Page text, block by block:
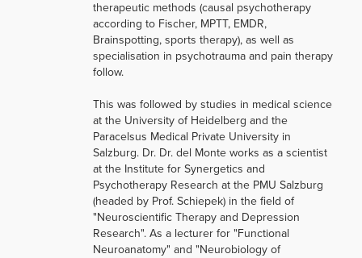
therapeutic methods (causal psychotherapy
according to Fischer, MPTT, EMDR,
Brainspotting, sports therapy), as well as
specialisation in psychotrauma and pain therapy
follow.
This was followed by studies in medical science
at the University of Heidelberg and the
Paracelsus Medical Private University in
Salzburg. Dr. Dr. del Monte works as a scientist
at the Institute for Synergetics and
Psychotherapy Research at the PMU Salzburg
(headed by Prof. Schiepek) in the field of
"Neuroscientific Therapy and Depression
Research". As a lecturer for "Functional
Neuroanatomy" and "Neurobiology of